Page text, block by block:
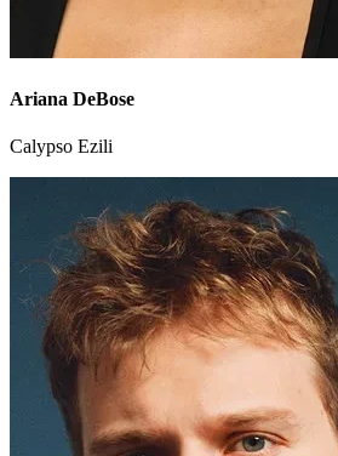
Ariana DeBose
Calypso Ezili